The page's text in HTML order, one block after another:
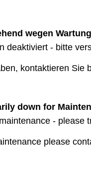
wegen
deaktiviert - bitte
kontaktieren Sie
down for
- please
please